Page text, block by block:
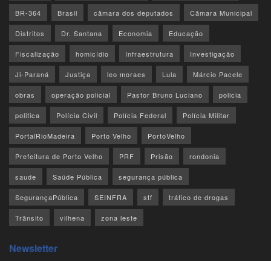
BR-364 Brasil câmara dos deputados Câmara Municipal
Distritos Dr. Santana Economia Educação
Fiscalização homicídio Infraestrutura Investigação
Ji-Paraná Justiça leo moraes Lula Márcio Pacele
obras operação policial Pastor Bruno Luciano policia
politica Polícia Civil Polícia Federal Polícia Militar
PortalRioMadeira Porto Velho PortoVelho
Prefeitura de Porto Velho PRF Prisão rondonia
saude Saúde Pública segurança pública
SegurançaPública SEINFRA stf tráfico de drogas
Trânsito vilhena zona leste
Newsletter